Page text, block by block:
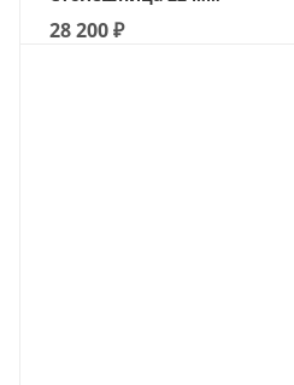
28 200₽